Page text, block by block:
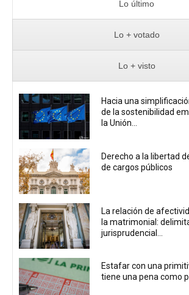
Lo último
Lo + votado
Lo + visto
Hacia una
de la sostenibilidad
la Unión...
Derecho a la libertad
de cargos públicos
La relación de
la matrimonial:
jurisprudencial...
Estafar con una
tiene una pena como